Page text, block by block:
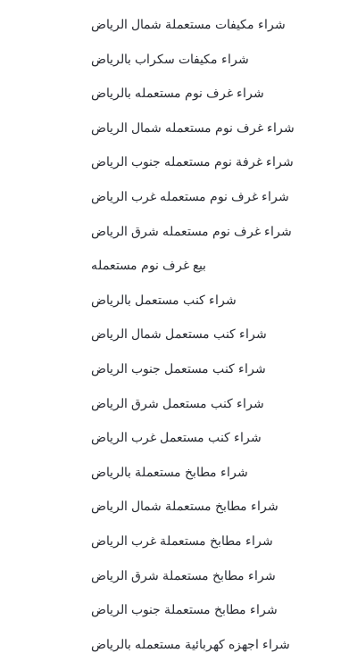
شراء مكيفات مستعملة شمال الرياض
شراء مكيفات سكراب بالرياض
شراء غرف نوم مستعمله بالرياض
شراء غرف نوم مستعمله شمال الرياض
شراء غرفة نوم مستعمله جنوب الرياض
شراء غرف نوم مستعمله غرب الرياض
شراء غرف نوم مستعمله شرق الرياض
بيع غرف نوم مستعمله
شراء كنب مستعمل بالرياض
شراء كنب مستعمل شمال الرياض
شراء كنب مستعمل جنوب الرياض
شراء كنب مستعمل شرق الرياض
شراء كنب مستعمل غرب الرياض
شراء مطابخ مستعملة بالرياض
شراء مطابخ مستعملة شمال الرياض
شراء مطابخ مستعملة غرب الرياض
شراء مطابخ مستعملة شرق الرياض
شراء مطابخ مستعملة جنوب الرياض
شراء اجهزه كهربائية مستعمله بالرياض